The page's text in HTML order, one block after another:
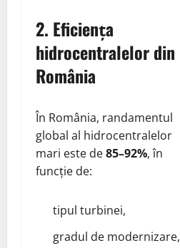
2. Eficiența
hidrocentralelor din
România
În România, randamentul
global al hidrocentralelor
mari este de85–92%, în
funcție de:
tipul turbinei,
gradul de modernizare,